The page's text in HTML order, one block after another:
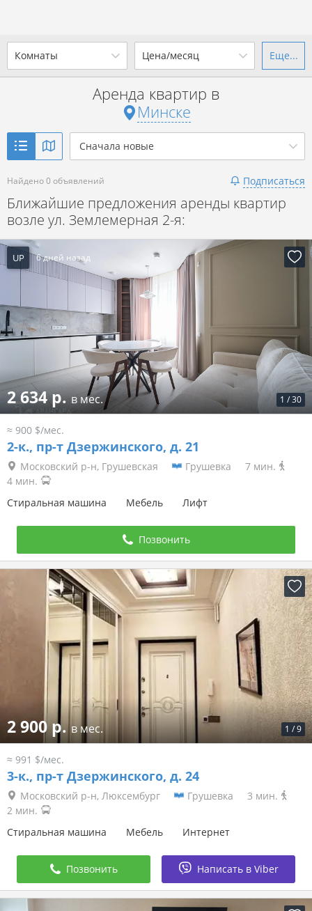
Комнаты
2-комн. 3-комн. 4+
Цена/месяц
от до
р. за всё
Показать объявления
Еще...
Аренда квартир в
Минске
Сначала новые
Найдено 0 объявлений Подписаться
Ближайшие предложения аренды квартир
возле ул. Землемерная 2-я:
UP 6 дней назад
1 /30
2 634 р.в мес.
≈ 900 $/мес.
2-к., пр-т Дзержинского, д. 21
Московский р-н, Грушевская Грушевка
7 мин.
4 мин.
Стиральная машина
Мебель Лифт
Позвонить
1 /9
2 900 р.в мес.
≈ 991 $/мес.
3-к., пр-т Дзержинского, д. 24
Московский р-н, Люксембург Грушевка
3 мин.
2 мин.
Стиральная машина
Мебель Интернет
Позвонить Написать в Viber
Ваш город -г. Минск?
Выбрать город